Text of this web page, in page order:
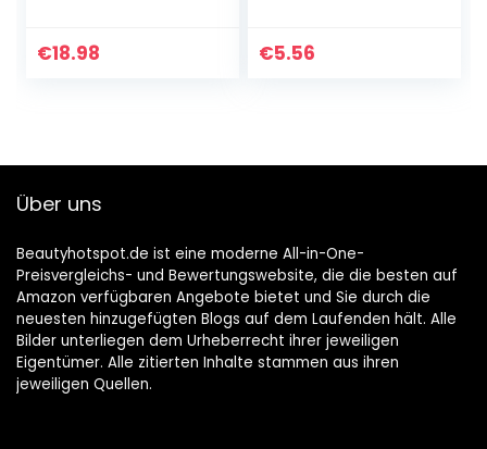
Gesichtsreinigung/
€18.98
unreiner Haut,
€5.56
Über uns
Beautyhotspot.de ist eine moderne All-in-One-
Preisvergleichs- und Bewertungswebsite, die die besten auf
Amazon verfügbaren Angebote bietet und Sie durch die
neuesten hinzugefügten Blogs auf dem Laufenden hält. Alle
Bilder unterliegen dem Urheberrecht ihrer jeweiligen
Eigentümer. Alle zitierten Inhalte stammen aus ihren
jeweiligen Quellen.